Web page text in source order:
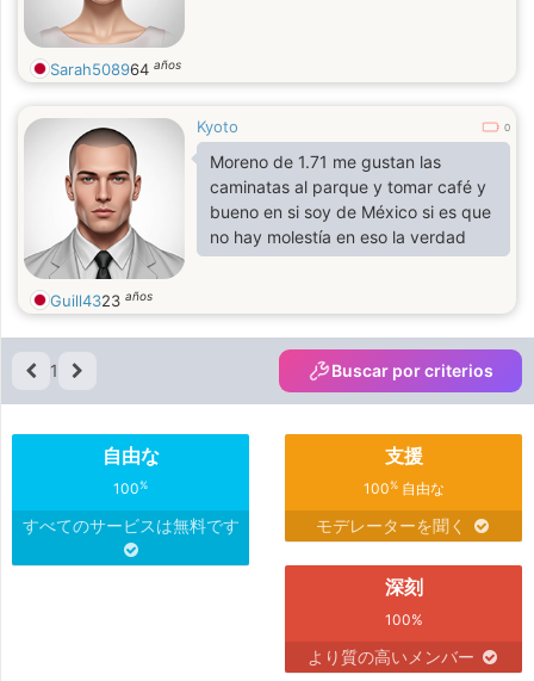
Sarah508964 años
Kyoto 0
Moreno de 1.71 me gustan las
caminatas al parque y tomar café y
bueno en si soy de México si es que
no hay molestía en eso la verdad
Guill4323 años
1 Buscar por criterios
自由な
100%
すべてのサービスは無料です
支援
100%自由な
モデレーターを聞く
深刻
100%
より質の高いメンバー